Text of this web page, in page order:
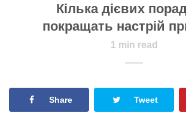
Кілька дієвих
покращать настрій
1 min read
Share Tweet